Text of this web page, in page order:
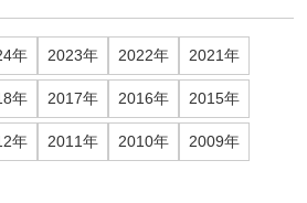
年 2023年 2022年 2021年
年 2017年 2016年 2015年
年 2011年 2010年 2009年